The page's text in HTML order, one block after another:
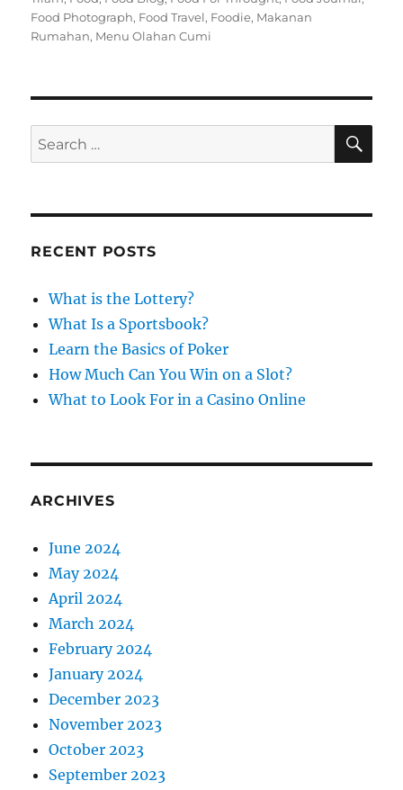
t
e
e
g
s
s
Food Photograph, Food Travel, Foodie, Makanan
Rumahan, Menu Olahan Cumi
S
e
r
S
A
RECENT POSTS
What is the Lottery?
What Is a Sportsbook?
Learn the Basics of Poker
How Much Can You Win on a Slot?
What to Look For in a Casino Online
ARCHIVES
June 2024
May 2024
April 2024
March 2024
February 2024
January 2024
December 2023
November 2023
October 2023
September 2023